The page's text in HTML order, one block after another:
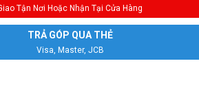
Tận Nơi Hoặc Nhận Tại Cửa Hàng
TRẢ GÓP QUA THẺ
Visa, Master, JCB